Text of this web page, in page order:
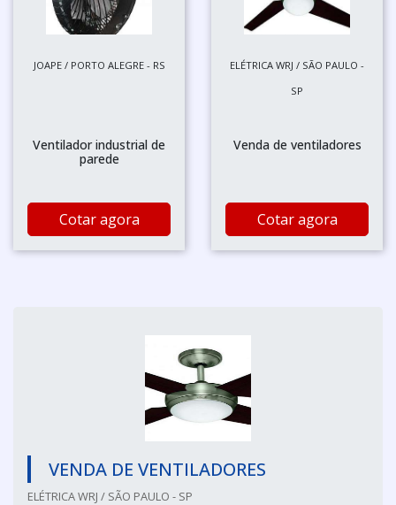
JOAPE / PORTO ALEGRE - RS
Ventilador industrial de
parede
Cotar agora
ELÉTRICA WRJ / SÃO PAULO -
SP
Venda de ventiladores
Cotar agora
VENDA DE VENTILADORES
ELÉTRICA WRJ / SÃO PAULO - SP